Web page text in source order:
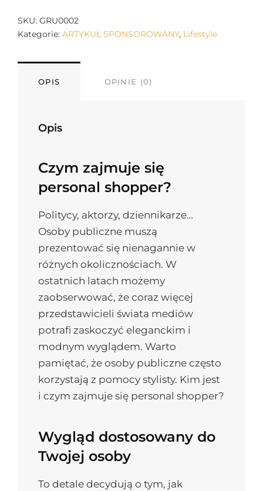
SKU: GRU0002
Kategorie: ARTYKUŁ SPONSOROWANY, Lifestyle
OPIS OPINIE (0)
Opis
Czym zajmuje się
personal shopper?
Politycy, aktorzy, dziennikarze…
Osoby publiczne muszą
prezentować się nienagannie w
różnych okolicznościach. W
ostatnich latach możemy
zaobserwować, że coraz więcej
przedstawicieli świata mediów
potrafi zaskoczyć eleganckim i
modnym wyglądem. Warto
pamiętać, że osoby publiczne często
korzystają z pomocy stylisty. Kim jest
i czym zajmuje się personal shopper?
Wygląd dostosowany do
Twojej osoby
To detale decydują o tym, jak